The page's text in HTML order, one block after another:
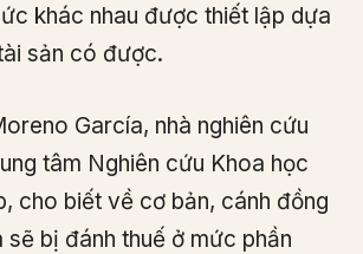
khác nhau được thiết lập dựa
sản có được.
García, nhà nghiên cứu
tâm Nghiên cứu Khoa học
cho biết về cơ bản, cánh đồng
sẽ bị đánh thuế ở mức phần